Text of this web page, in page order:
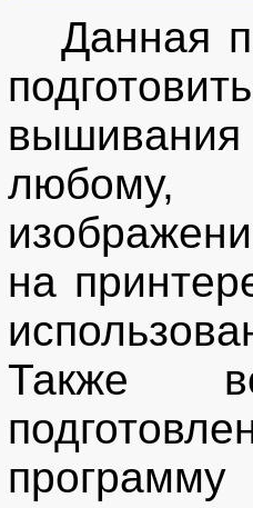
Данная
любому,
на
Также